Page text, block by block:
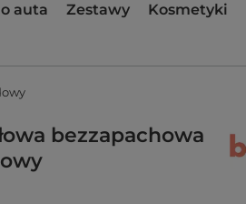
auta Zestawy Kosmetyki
bezzapachowa